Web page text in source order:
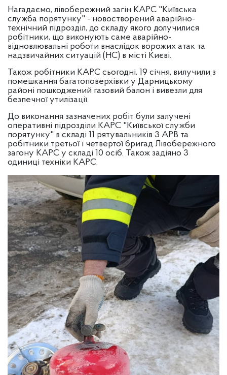
Нагадаємо, лівобережний загін КАРС "Київська
служба порятунку" - новостворений аварійно-
технічний підрозділ, до складу якого долучилися
робітники, що виконують саме аварійно-
відновлювальні роботи внаслідок ворожих атак та
надзвичайних ситуацій (НС) в місті Києві.
Також робітники КАРС сьогодні, 19 січня, вилучили з
помешкання багатоповерхівки у Дарницькому
районі пошкоджений газовий балон і вивезли для
безпечної утилізації.
До виконання зазначених робіт були залучені
оперативні підрозділи КАРС "Київської служби
порятунку" в складі 11 рятувальників 3 АРВ та
робітники третьої і четвертої бригад Лівобережного
загону КАРС у складі 10 осіб. Також задіяно 3
одиниці техніки КАРС.